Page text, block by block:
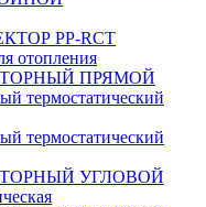
PP-RCT
отопления
ПРЯМОЙ
термостатический
термостатический
УГЛОВОЙ